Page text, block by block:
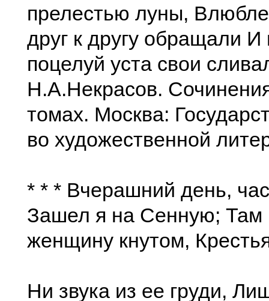
прелестью луны,
друг к другу обращали И
поцелуй уста свои
Н.А.Некрасов.
томах. Москва:
во художественной
* * * Вчерашний день,
Зашел я на Сенную; Там
женщину кнутом,
Ни звука из ее груди,